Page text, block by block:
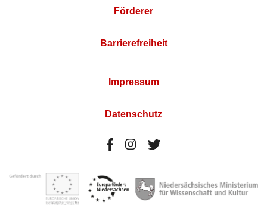
Förderer
Barrierefreiheit
Impressum
Datenschutz